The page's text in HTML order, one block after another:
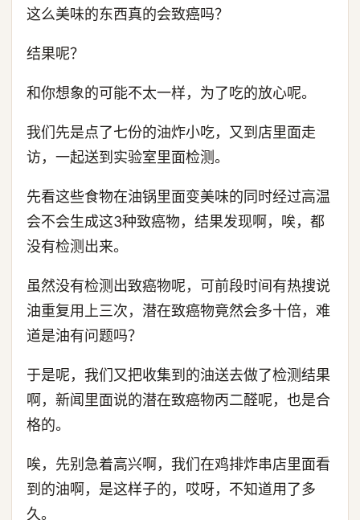
这么美味的东西真的会致癌吗？
结果呢？
和你想象的可能不太一样，为了吃的放心呢。
我们先是点了七份的油炸小吃，又到店里面走
访，一起送到实验室里面检测。
先看这些食物在油锅里面变美味的同时经过高温
会不会生成这3种致癌物，结果发现啊，唉，都
没有检测出来。
虽然没有检测出致癌物呢，可前段时间有热搜说
油重复用上三次，潜在致癌物竟然会多十倍，难
道是油有问题吗？
于是呢，我们又把收集到的油送去做了检测结果
啊，新闻里面说的潜在致癌物丙二醛呢，也是合
格的。
唉，先别急着高兴啊，我们在鸡排炸串店里面看
到的油啊，是这样子的，哎呀，不知道用了多
久。